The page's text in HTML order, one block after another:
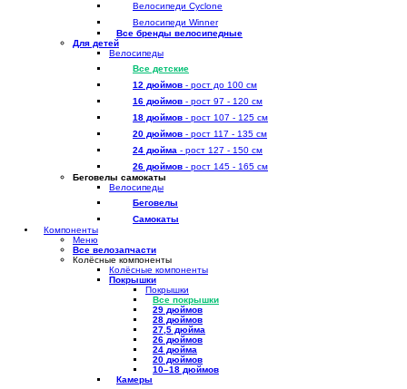
Велосипеди Cyclone
Велосипеди Winner
Все бренды велосипедные
Для детей
Велосипеды
Все детские
12 дюймов - рост до 100 см
16 дюймов - рост 97 - 120 см
18 дюймов - рост 107 - 125 см
20 дюймов - рост 117 - 135 см
24 дюйма - рост 127 - 150 см
26 дюймов - рост 145 - 165 см
Беговелы самокаты
Велосипеды
Беговелы
Самокаты
Компоненты
Меню
Все велозапчасти
Колёсные компоненты
Колёсные компоненты
Покрышки
Покрышки
Все покрышки
29 дюймов
28 дюймов
27,5 дюйма
26 дюймов
24 дюйма
20 дюймов
10–18 дюймов
Камеры